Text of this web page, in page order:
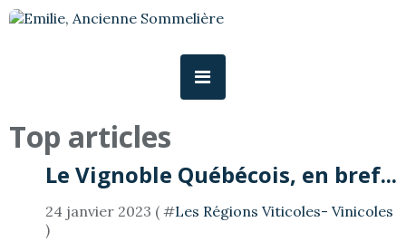
Top articles
Le Vignoble Québécois, en bref...
24 janvier 2023 ( #Les Régions Viticoles- Vinicoles
)